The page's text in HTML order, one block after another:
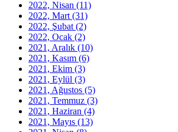
2022, Nisan (11)
2022, Mart (31)
2022, Şubat (2)
2022, Ocak (2)
2021, Aralık (10)
2021, Kasım (6)
2021, Ekim (3)
2021, Eylül (3)
2021, Ağustos (5)
2021, Temmuz (3)
2021, Haziran (4)
2021, Mayıs (13)